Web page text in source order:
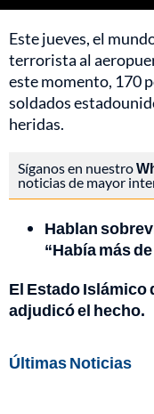
Este jueves, el
terrorista al
este momento, 170
soldados
heridas.
Síganos en nuestro
noticias de mayor
Hablan
“Había más
El Estado Islámico
adjudicó el hecho.
Últimas Noticias